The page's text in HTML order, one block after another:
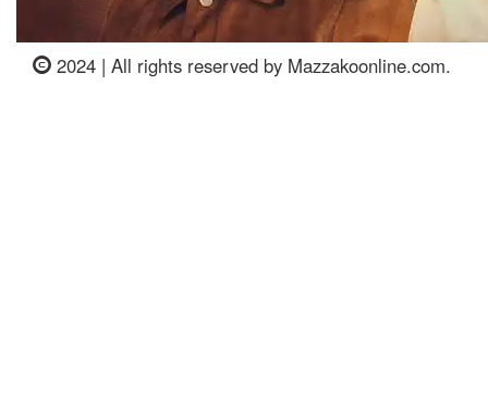
2024 | All rights reserved by Mazzakoonline.com.